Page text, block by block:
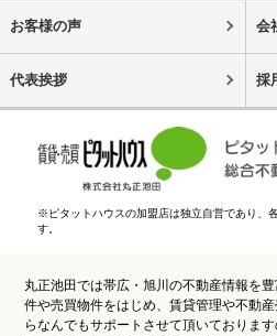
お客様の声 会
代表挨拶 採
※ピタットハウスの加盟店は独立自営であり、
す。
丸正池田では帯広・旭川の不動産情報を
件や売買物件をはじめ、賃貸管理や不動
らなんでもサポートさせて頂いておりま